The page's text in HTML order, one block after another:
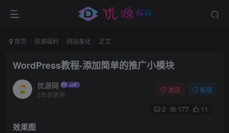
首页 资源福利 网站美化 正文
WordPress教程-添加简单的推广小模块
优源网
2年前更新
关注 私信
2 177 11
效果图